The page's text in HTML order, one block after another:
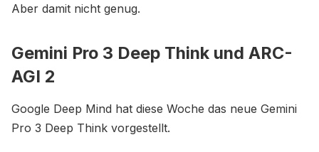
Aber damit nicht genug.
Gemini Pro 3 Deep Think und ARC-
AGI 2
Google Deep Mind hat diese Woche das neue Gemini
Pro 3 Deep Think vorgestellt.